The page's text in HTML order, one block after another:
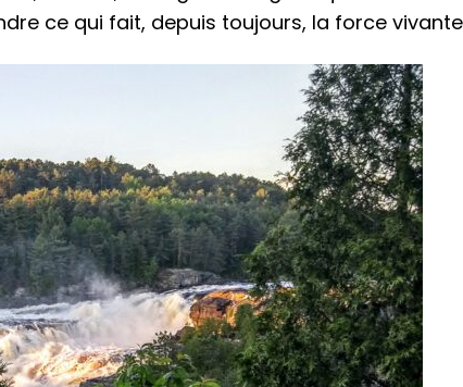
ce qui fait, depuis toujours, la force